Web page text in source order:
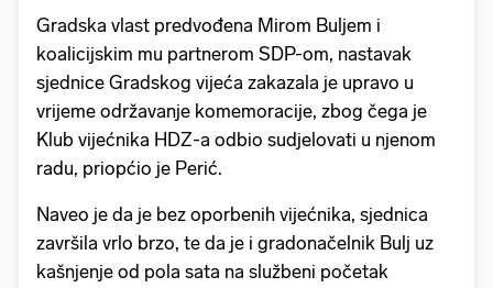
Gradska vlast predvođena Mirom Buljem i
koalicijskim mu partnerom SDP-om, nastavak
sjednice Gradskog vijeća zakazala je upravo u
vrijeme održavanje komemoracije, zbog čega je
Klub vijećnika HDZ-a odbio sudjelovati u njenom
radu, priopćio je Perić.
Naveo je da je bez oporbenih vijećnika, sjednica
završila vrlo brzo, te da je i gradonačelnik Bulj uz
kašnjenje od pola sata na službeni početak